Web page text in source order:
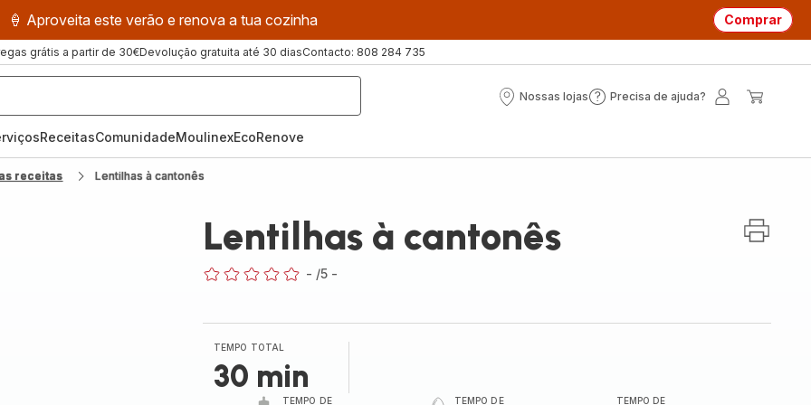
🍦 Aproveita este verão e renova a tua cozinha Comprar
grátis a partir de 30€Devolução gratuita até 30 diasContacto: 808 284 735
Nossas lojas
Nossas
Precisa de ajuda?
Precisa
ReceitasComunidadeMoulinexEcoRenove
receitas Lentilhas à cantonês
Lentilhas à cantonês
- /5 -
TEMPO TOTAL
30 min
TEMPO DE
TEMPO DE
TEMPO DE